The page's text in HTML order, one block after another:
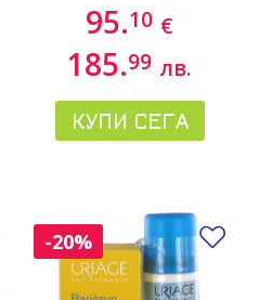
Ultimune Hand
Cream 40 ml
95.10 €
185.99 лв.
КУПИ СЕГА
Добави в любими
-20%